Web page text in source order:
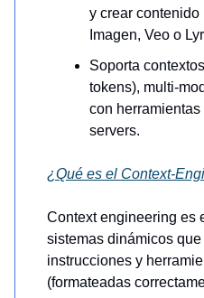
y crear
Imagen, Veo o
Soporta
tokens), multi-
con
servers.
¿Qué es el Context-
Context engineering es
sistemas dinámicos
instrucciones y
(formateadas